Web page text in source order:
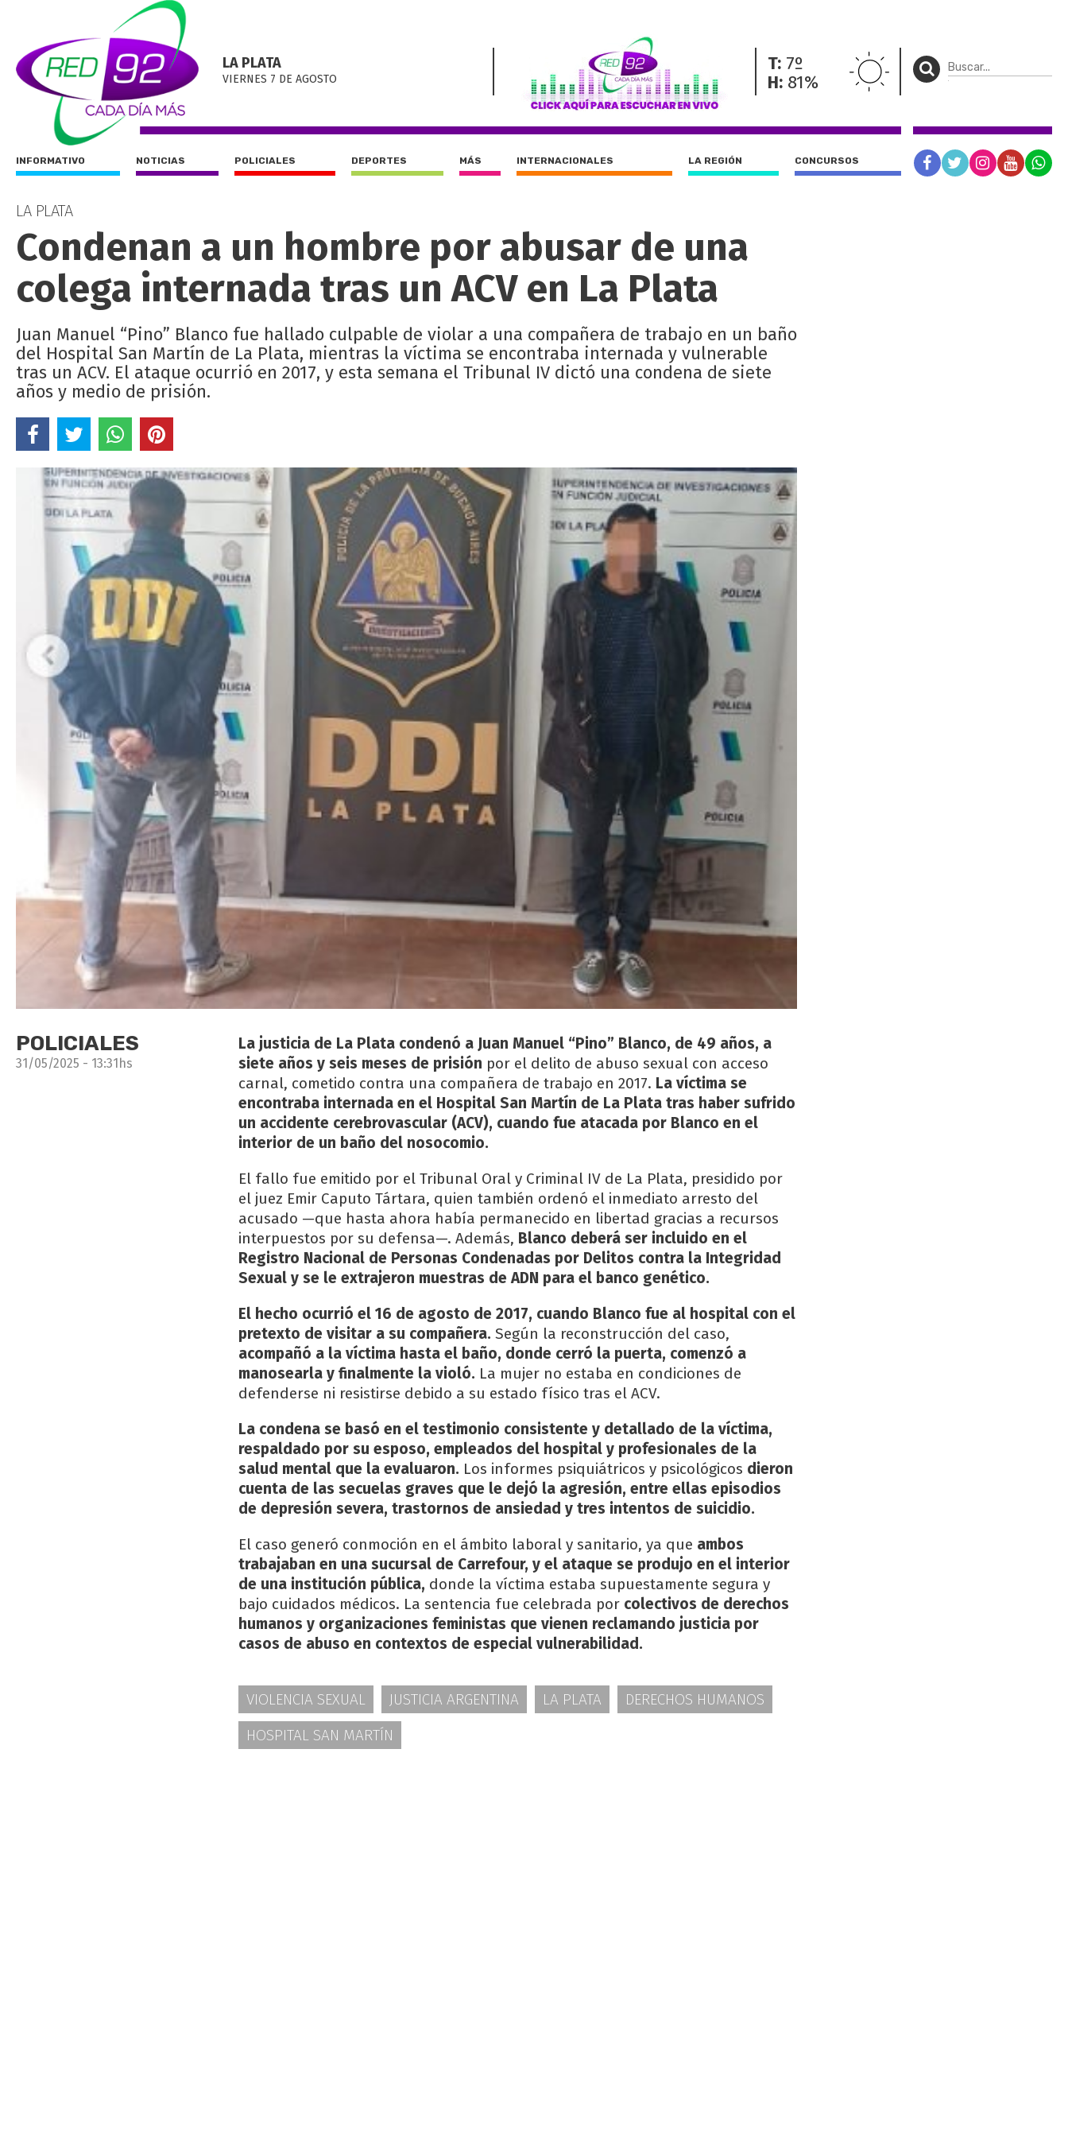
LA PLATA
VIERNES 7 DE AGOSTO
T: 7º
H: 81%
INFORMATIVO NOTICIAS POLICIALES DEPORTES MÁS INTERNACIONALES LA REGIÓN CONCURSOS
LA PLATA
Condenan a un hombre por abusar de una
colega internada tras un ACV en La Plata
Juan Manuel “Pino” Blanco fue hallado culpable de violar a una compañera de trabajo en un baño
del Hospital San Martín de La Plata, mientras la víctima se encontraba internada y vulnerable
tras un ACV. El ataque ocurrió en 2017, y esta semana el Tribunal IV dictó una condena de siete
años y medio de prisión.
POLICIALES
31/05/2025 - 13:31hs
La justicia de La Plata condenó a Juan Manuel “Pino” Blanco, de 49 años, a
siete años y seis meses de prisión por el delito de abuso sexual con acceso
carnal, cometido contra una compañera de trabajo en 2017. La víctima se
encontraba internada en el Hospital San Martín de La Plata tras haber sufrido
un accidente cerebrovascular (ACV), cuando fue atacada por Blanco en el
interior de un baño del nosocomio.
El fallo fue emitido por el Tribunal Oral y Criminal IV de La Plata, presidido por
el juez Emir Caputo Tártara, quien también ordenó el inmediato arresto del
acusado —que hasta ahora había permanecido en libertad gracias a recursos
interpuestos por su defensa—. Además, Blanco deberá ser incluido en el
Registro Nacional de Personas Condenadas por Delitos contra la Integridad
Sexual y se le extrajeron muestras de ADN para el banco genético.
El hecho ocurrió el 16 de agosto de 2017, cuando Blanco fue al hospital con el
pretexto de visitar a su compañera. Según la reconstrucción del caso,
acompañó a la víctima hasta el baño, donde cerró la puerta, comenzó a
manosearla y finalmente la violó. La mujer no estaba en condiciones de
defenderse ni resistirse debido a su estado físico tras el ACV.
La condena se basó en el testimonio consistente y detallado de la víctima,
respaldado por su esposo, empleados del hospital y profesionales de la
salud mental que la evaluaron. Los informes psiquiátricos y psicológicos dieron
cuenta de las secuelas graves que le dejó la agresión, entre ellas episodios
de depresión severa, trastornos de ansiedad y tres intentos de suicidio.
El caso generó conmoción en el ámbito laboral y sanitario, ya que ambos
trabajaban en una sucursal de Carrefour, y el ataque se produjo en el interior
de una institución pública, donde la víctima estaba supuestamente segura y
bajo cuidados médicos. La sentencia fue celebrada por colectivos de derechos
humanos y organizaciones feministas que vienen reclamando justicia por
casos de abuso en contextos de especial vulnerabilidad.
VIOLENCIA SEXUAL JUSTICIA ARGENTINA LA PLATA
DERECHOS HUMANOS
HOSPITAL SAN MARTÍN